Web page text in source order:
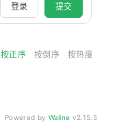
登录 提交
按正序 按倒序 按热度
Powered by Waline v2.15.5